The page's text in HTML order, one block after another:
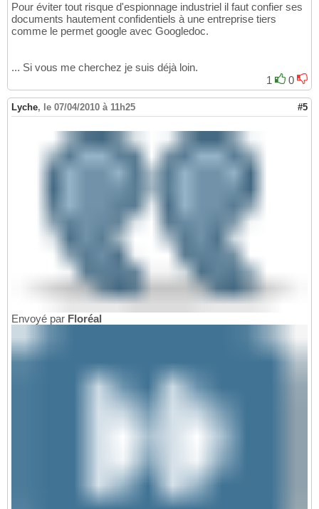
Pour éviter tout risque d'espionnage industriel il faut confier ses
documents hautement confidentiels à une entreprise tiers
comme le permet google avec Googledoc.
... Si vous me cherchez je suis déjà loin.
1
0
Lyche, le 07/04/2010 à 11h25 #5
Envoyé par Floréal